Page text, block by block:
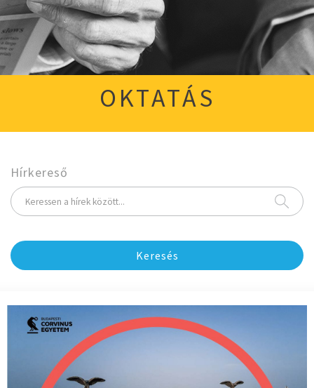
OKTATÁS
Hírkereső
Keresés